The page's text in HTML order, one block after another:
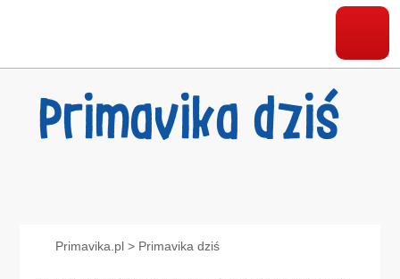
Primavika dziś
Primavika.pl > Primavika dziś